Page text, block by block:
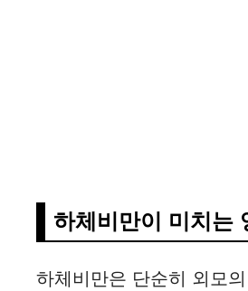
하체비만이 미치는
하체비만은 단순히 외모